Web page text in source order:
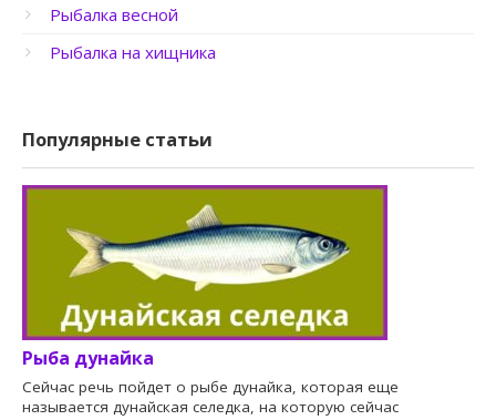
Рыбалка весной
Рыбалка на хищника
Популярные статьи
Рыба дунайка
Сейчас речь пойдет о рыбе дунайка, которая еще
называется дунайская селедка, на которую сейчас